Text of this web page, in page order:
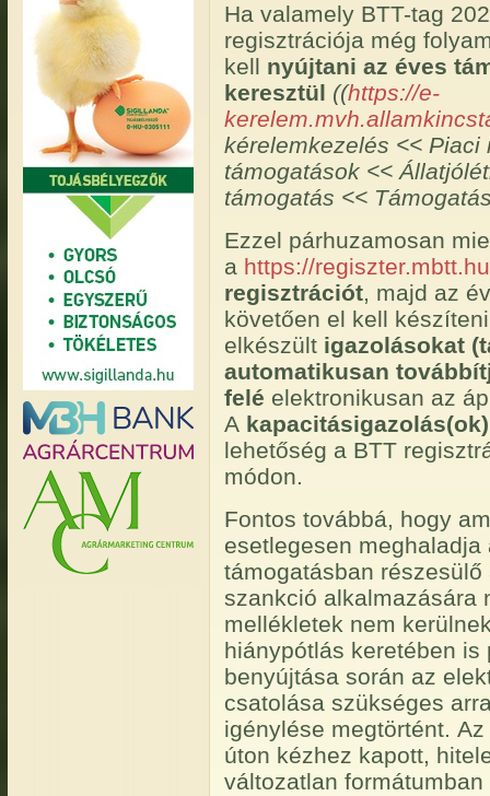
Ha valamely BTT-tag
regisztrációja még
kell nyújtani az éves
keresztül ((https://e-
kérelemkezelés << Piaci
támogatások <<
támogatás <<
Ezzel párhuzamosan
a https://
regisztrációt, majd az
követően el kell
elkészült igazolásokat
automatikusan
felé elektronikusan az
A
lehetőség a BTT
módon.
Fontos továbbá, hogy
esetlegesen
támogatásban
szankció alkalmazására
mellékletek nem
hiánypótlás keretében
benyújtása során az
csatolása szükséges
igénylése megtörtént.
úton kézhez kapott,
változatlan